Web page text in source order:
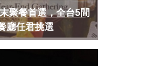
聚餐首選，全台5間
廳任君挑選